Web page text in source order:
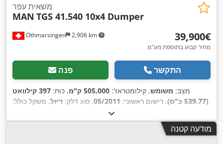
Othmarsingen 2,906 km
משאית עפר
MAN TGS 41.540 10x4 Dumper
‏39,900 ‏€
מחיר קבוע בתוספת מע"מ
פנה התקשר
מצב: משומש, קילומטראז': 505,000 ק"מ , כוח:
397 קילוואט
(539.77 כ"ס)
, רישום ראשוני: 05/2011, סוג דלק: דיזל, משקל כולל:
, סוג תמסורת:
יורו 5 , ציוד:מסנן פיח ,
מודעה קטנה